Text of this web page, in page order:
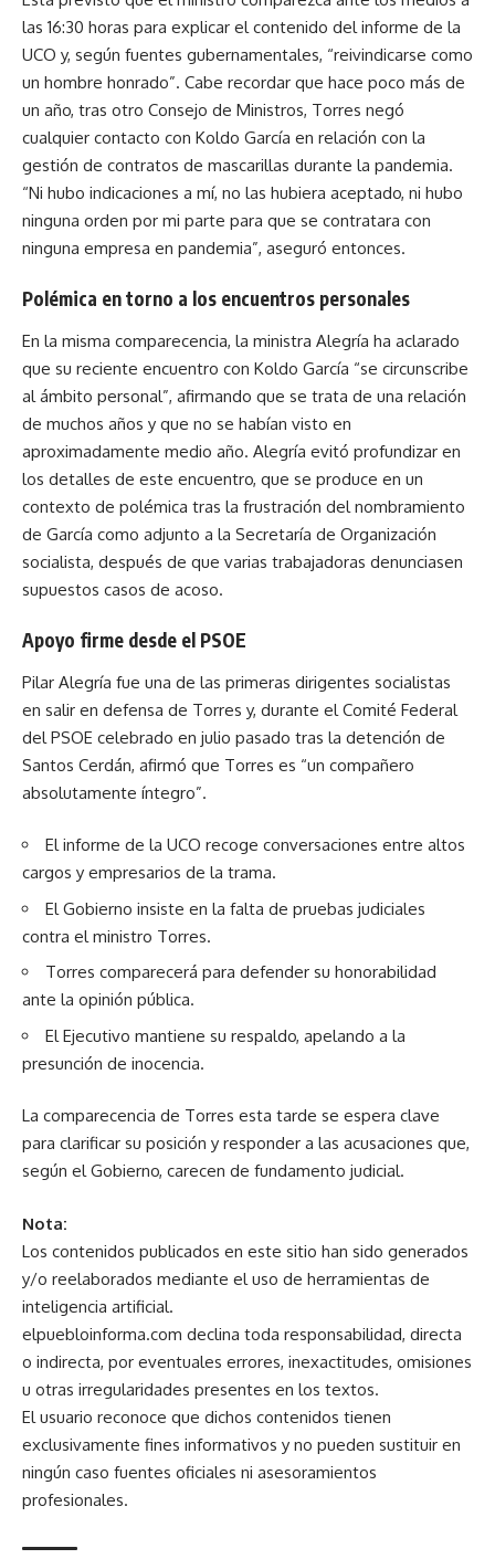
las 16:30 horas para explicar el contenido del informe de la
UCO y, según fuentes gubernamentales, “reivindicarse como
un hombre honrado”. Cabe recordar que hace poco más de
un año, tras otro Consejo de Ministros, Torres negó
cualquier contacto con Koldo García en relación con la
gestión de contratos de mascarillas durante la pandemia.
“Ni hubo indicaciones a mí, no las hubiera aceptado, ni hubo
ninguna orden por mi parte para que se contratara con
ninguna empresa en pandemia”, aseguró entonces.
Polémica en torno a los encuentros personales
En la misma comparecencia, la ministra Alegría ha aclarado
que su reciente encuentro con Koldo García “se circunscribe
al ámbito personal”, afirmando que se trata de una relación
de muchos años y que no se habían visto en
aproximadamente medio año. Alegría evitó profundizar en
los detalles de este encuentro, que se produce en un
contexto de polémica tras la frustración del nombramiento
de García como adjunto a la Secretaría de Organización
socialista, después de que varias trabajadoras denunciasen
supuestos casos de acoso.
Apoyo firme desde el PSOE
Pilar Alegría fue una de las primeras dirigentes socialistas
en salir en defensa de Torres y, durante el Comité Federal
del PSOE celebrado en julio pasado tras la detención de
Santos Cerdán, afirmó que Torres es “un compañero
absolutamente íntegro”.
El informe de la UCO recoge conversaciones entre altos
cargos y empresarios de la trama.
El Gobierno insiste en la falta de pruebas judiciales
contra el ministro Torres.
Torres comparecerá para defender su honorabilidad
ante la opinión pública.
El Ejecutivo mantiene su respaldo, apelando a la
presunción de inocencia.
La comparecencia de Torres esta tarde se espera clave
para clarificar su posición y responder a las acusaciones que,
según el Gobierno, carecen de fundamento judicial.
Nota:
Los contenidos publicados en este sitio han sido generados
y/o reelaborados mediante el uso de herramientas de
inteligencia artificial.
elpuebloinforma.com declina toda responsabilidad, directa
o indirecta, por eventuales errores, inexactitudes, omisiones
u otras irregularidades presentes en los textos.
El usuario reconoce que dichos contenidos tienen
exclusivamente fines informativos y no pueden sustituir en
ningún caso fuentes oficiales ni asesoramientos
profesionales.